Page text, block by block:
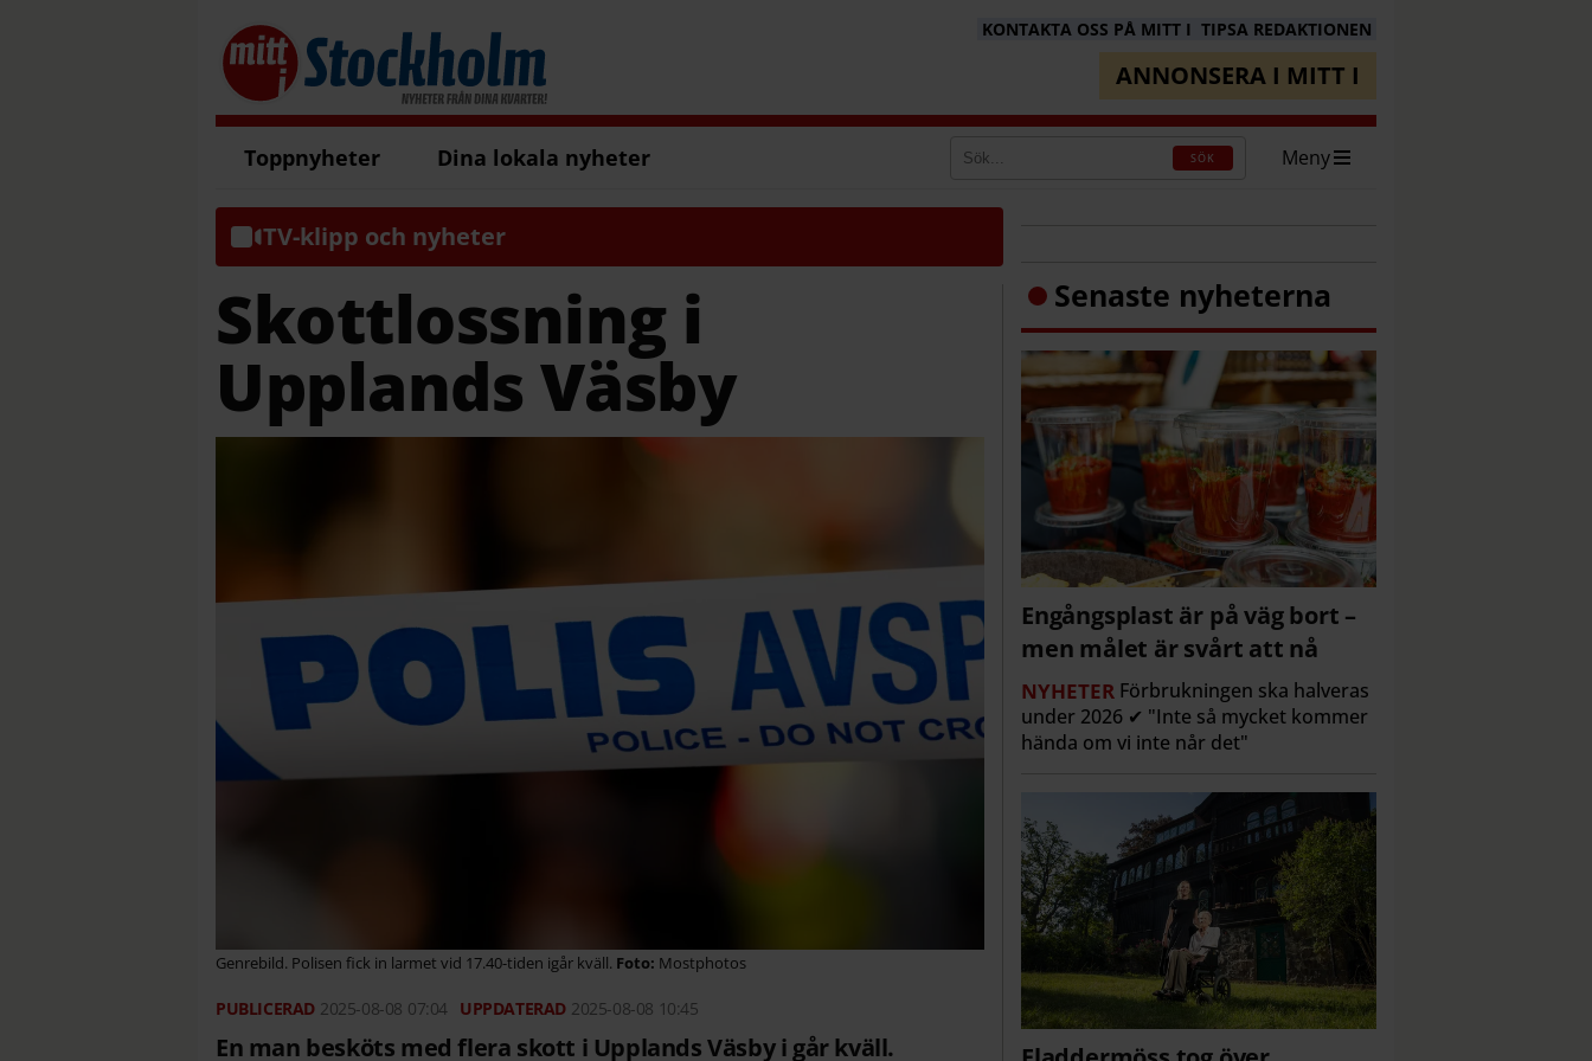
KONTAKTA OSS PÅ MITT I TIPSA REDAKTIONEN
ANNONSERA I MITT I
Toppnyheter Dina lokala nyheter SÖK Meny
TV-klipp och nyheter
Skottlossning i
Upplands Väsby
Genrebild. Polisen fick in larmet vid 17.40-tiden igår kväll. Mostphotos
2025-08-08 07:04 2025-08-08 10:45
En man besköts med flera skott i Upplands Väsby i går kväll.
Senaste nyheterna
Engångsplast är på väg bort –
men målet är svårt att nå
NYHETER Förbrukningen ska halveras
under 2026 ✔ "Inte så mycket kommer
hända om vi inte når det"